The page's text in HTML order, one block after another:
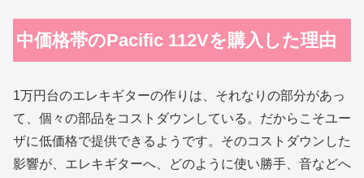
中価格帯のPacific 112Vを購入した理由
1万円台のエレキギターの作りは、それなりの部分があっ
て、個々の部品をコストダウンしている。だからこそユー
ザに低価格で提供できるようです。そのコストダウンした
影響が、エレキギターへ、どのように使い勝手、音などへ